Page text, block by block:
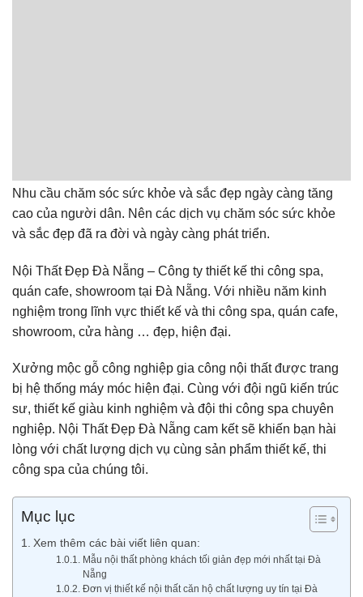
Nhu cầu chăm sóc sức khỏe và sắc đẹp ngày càng tăng
cao của người dân. Nên các dịch vụ chăm sóc sức khỏe
và sắc đẹp đã ra đời và ngày càng phát triển.
Nội Thất Đẹp Đà Nẵng – Công ty thiết kế thi công spa,
quán cafe, showroom tại Đà Nẵng. Với nhiều năm kinh
nghiệm trong lĩnh vực thiết kế và thi công spa, quán cafe,
showroom, cửa hàng … đẹp, hiện đại.
Xưởng mộc gỗ công nghiệp gia công nội thất được trang
bị hệ thống máy móc hiện đại. Cùng với đội ngũ kiến trúc
sư, thiết kế giàu kinh nghiệm và đội thi công spa chuyên
nghiệp. Nội Thất Đẹp Đà Nẵng cam kết sẽ khiến bạn hài
lòng với chất lượng dịch vụ cùng sản phẩm thiết kế, thi
công spa của chúng tôi.
Mục lục
Xem thêm các bài viết liên quan:
Mẫu nội thất phòng khách tối giản đẹp mới nhất tại Đà
Nẵng
Đơn vị thiết kế nội thất căn hộ chất lượng uy tín tại Đà